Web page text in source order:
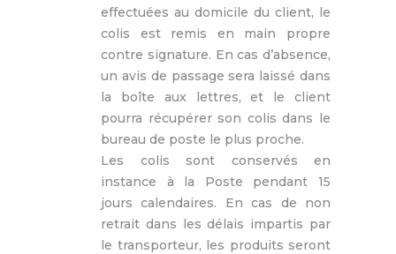
effectuées au domicile du client, le
colis est remis en main propre
contre signature. En cas d’absence,
un avis de passage sera laissé dans
la boîte aux lettres, et le client
pourra récupérer son colis dans le
bureau de poste le plus proche.
Les colis sont conservés en
instance à la Poste pendant 15
jours calendaires. En cas de non
retrait dans les délais impartis par
le transporteur, les produits seront